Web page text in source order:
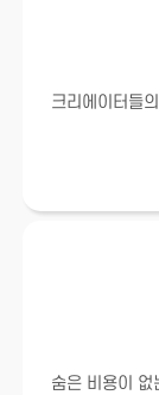
크리에이터들
숨은 비용이 없